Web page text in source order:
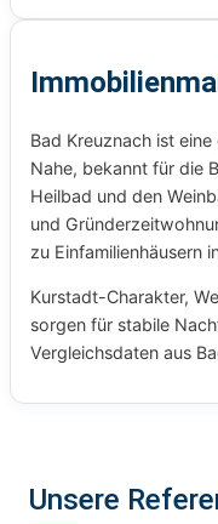
Bad Kreuznach ist
Nahe, bekannt für die
Heilbad und den
und
zu Einfamilienhäusern
Kurstadt-Charakter,
sorgen für stabile
Vergleichsdaten aus
Unsere